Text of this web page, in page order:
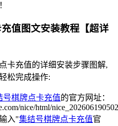
值图文安装教程【超详
卡充值的详细安装步骤图解,
松完成操作:
号棋牌点卡充值的官方网址：
nice/html/
入"集结号棋牌点卡充值官